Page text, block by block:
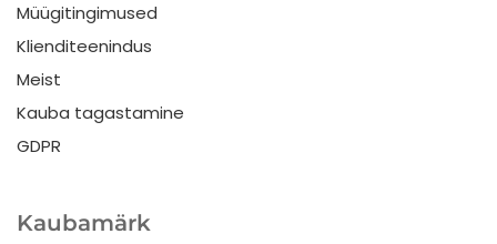
Müügitingimused
Klienditeenindus
Meist
Kauba tagastamine
GDPR
Kaubamärk